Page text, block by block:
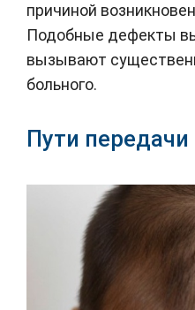
причиной
Подобные дефекты
вызывают
больного.
Пути передачи